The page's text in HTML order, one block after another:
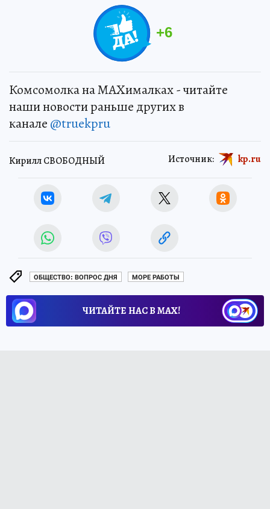
+6
Комсомолка на MAXималках - читайте
наши новости раньше других в
канале @truekpru
Кирилл СВОБОДНЫЙ Источник: kp.ru
ОБЩЕСТВО: ВОПРОС ДНЯ МОРЕ РАБОТЫ
ЧИТАЙТЕ НАС В МАХ!